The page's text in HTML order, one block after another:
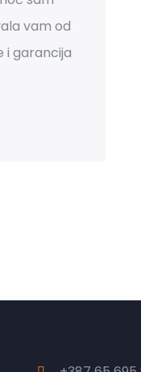
vam od
i garancija